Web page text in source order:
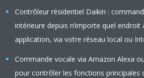
Contrôleur résidentiel Daikin :
intérieure depuis n’importe quel endroit à
application, via votre réseau local ou
Commande vocale via Amazon Alexa
pour contrôler les fonctions principales